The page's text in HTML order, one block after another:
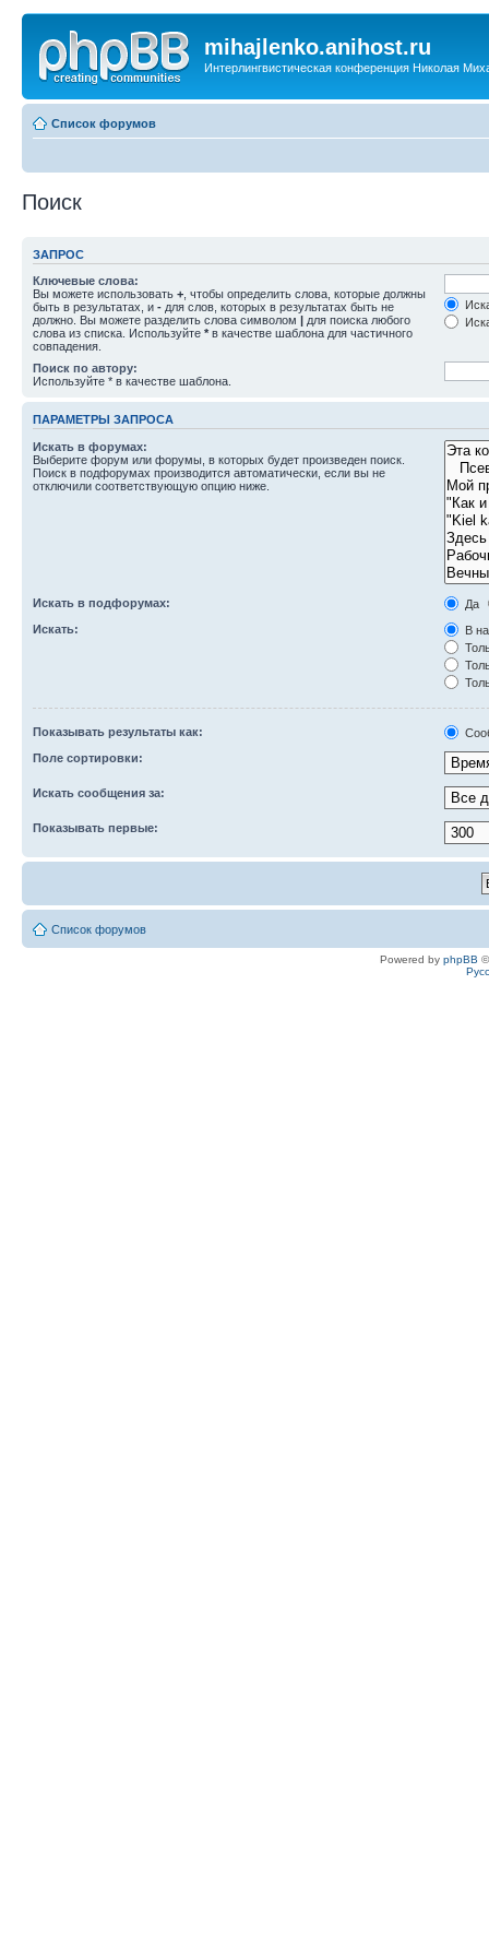
mihajlenko.anihost.ru
Интерлингвистическая конференция Николая
Список форумов
Поиск
ЗАПРОС
Ключевые слова:
Вы можете использовать + , чтобы определить слова, которые должны
быть в результатах, и - для слов, которых в результатах быть не
должно. Вы можете разделить слова символом | для поиска любого
слова из списка. Используйте * в качестве шаблона для частичного
совпадения.
Поиск по автору:
Используйте * в качестве шаблона.
ПАРАМЕТРЫ ЗАПРОСА
Искать в форумах:
Выберите форум или форумы, в которых будет произведен поиск.
Поиск в подфорумах производится автоматически, если вы не
отключили соответствующую опцию ниже.
Искать в подфорумах:
Да
Искать:
В
Показывать результаты как:
Поле сортировки:
Искать сообщения за:
Показывать первые:
Список форумов
Powered by phpBB